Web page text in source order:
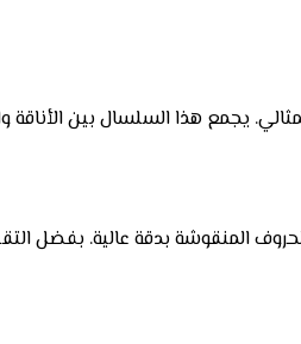
يجمع هذا السلسال بين
المنقوشة بدقة عالية. بفضل